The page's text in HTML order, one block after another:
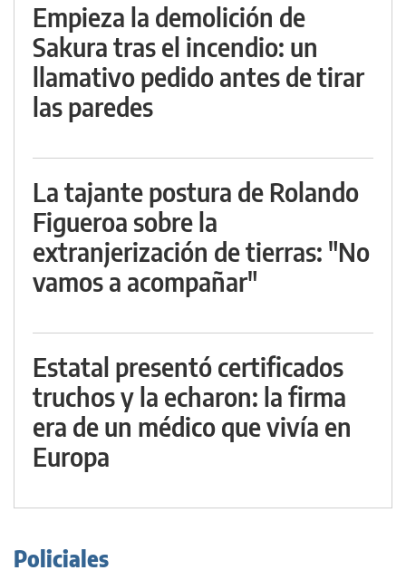
Empieza la demolición de
Sakura tras el incendio: un
llamativo pedido antes de tirar
las paredes
La tajante postura de Rolando
Figueroa sobre la
extranjerización de tierras: "No
vamos a acompañar"
Estatal presentó certificados
truchos y la echaron: la firma
era de un médico que vivía en
Europa
Policiales